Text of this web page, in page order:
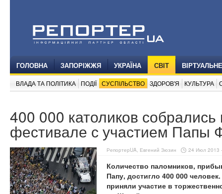
ГОЛОВНА ЗАПОРІЖЖЯ УКРАЇНА СВІТ
ВЛАДА ТА ПОЛІТИКА ПОДІЇ СУСПІЛЬСТВО ЗДОРОВ'Я КУЛЬТУРА
400 000 католиков
фестивале с участием Папы
РепортерUA, Евгений Зюзин 24 Июл 2013
Количество паломников,
Папу, достигло 400 000
приняли участие в